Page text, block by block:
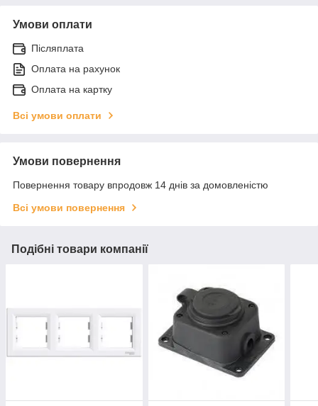
Умови оплати
Післяплата
Оплата на рахунок
Оплата на картку
Всі умови оплати
Умови повернення
Повернення товару впродовж 14 днів за домовленістю
Всі умови повернення
Подібні товари компанії